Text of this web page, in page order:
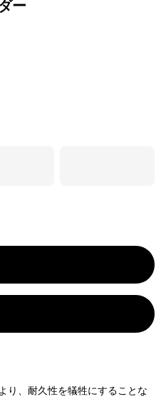
ー
り、耐久性を犠牲にすることな